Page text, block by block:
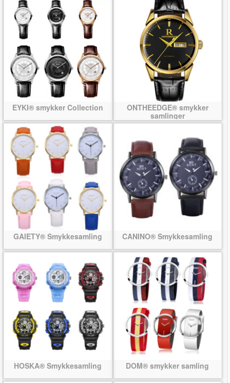
EYKI® smykker Collection
ONTHEEDGE® smykker
samlinger
GAIETY® Smykkesamling CANINO® Smykkesamling
HOSKA® Smykkesamling DOM® smykker samling